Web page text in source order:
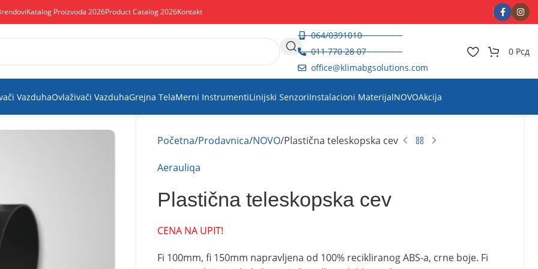
Katalog Proizvoda 2026Product Catalog 2026Kontakt
064/0391010
011 770 28 07
office@klimabgsolutions.com
0 Рсд
VazduhaOvlaživači VazduhaGrejna TelaMerni InstrumentiLinijski SenzoriInstalacioni MaterijalNOVOAkcija
Početna Prodavnica NOVO Plastična teleskopska cev
Aerauliqa
Plastična teleskopska cev
CENA NA UPIT!
Fi 100mm, fi 150mm napravljena od 100% recikliranog ABS-a, crne boje. Fi